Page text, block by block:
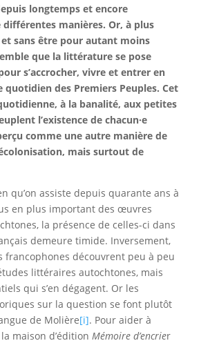
longtemps et encore
différentes manières. Or, à plus
sans être pour autant moins
que la littérature se pose
s’accrocher, vivre et entrer en
quotidien des Premiers Peuples. Cet
à la banalité, aux petites
l’existence de chacun·e
comme une autre manière de
mais surtout de
qu’on assiste depuis quarante ans à
en plus important des œuvres
la présence de celles-ci dans
demeure timide. Inversement,
francophones découvrent peu à peu
littéraires autochtones, mais
qui s’en dégagent. Or les
sur la question se font plutôt
de Molière[i]. Pour aider à
maison d’édition Mémoire d’encrier